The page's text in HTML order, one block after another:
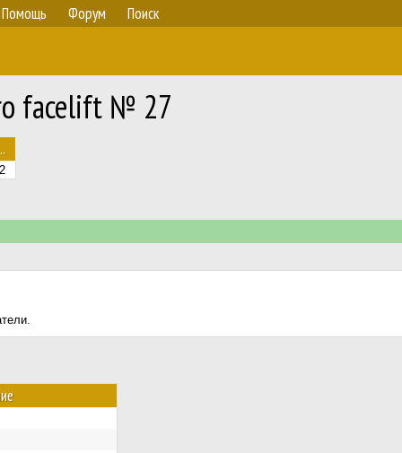
Помощь Форум Поиск
facelift № 27